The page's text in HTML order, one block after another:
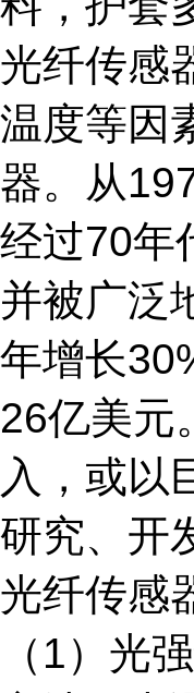
光纤传感
温度等因
器。从
经过70年
并被广泛
年增长
26亿美元
入，或以
研究、开
光纤传感
（1）光